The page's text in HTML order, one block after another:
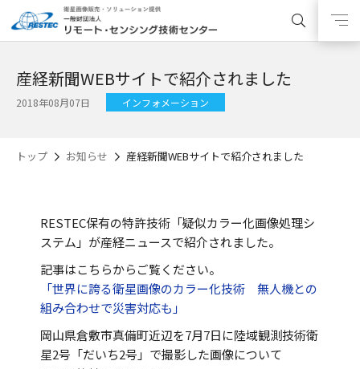
産経新聞WEBサイトで紹介されました
2018年08月07日 インフォメーション
トップ お知らせ 産経新聞WEBサイトで紹介されました
RESTEC保有の特許技術「疑似カラー化画像処理シ
ステム」が産経ニュースで紹介されました。
記事はこちらからご覧ください。
「世界に誇る衛星画像のカラー化技術 無人機との
組み合わせで災害対応も」
岡山県倉敷市真備町近辺を7月7日に陸域観測技術衛
星2号「だいち2号」で撮影した画像について